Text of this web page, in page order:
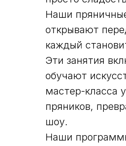
Наши
открывают
каждый
Эти занятия
обучают
мастер-класса
пряников,
шоу.
Наши